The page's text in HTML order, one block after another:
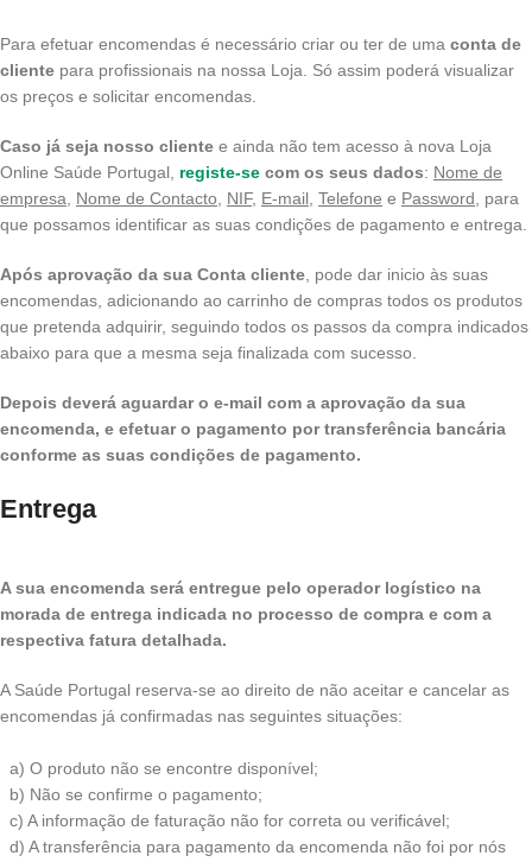
Para efetuar encomendas é necessário criar ou ter de uma conta de
cliente para profissionais na nossa Loja. Só assim poderá visualizar
os preços e solicitar encomendas.
Caso já seja nosso cliente e ainda não tem acesso à nova Loja
Online Saúde Portugal, registe-se com os seus dados: Nome de
empresa
Nome de Contacto NIF, E-mail, Telefone e Password , para
que possamos identificar as suas condições de pagamento e entrega.
Após aprovação da sua Conta cliente , pode dar inicio às suas
encomendas, adicionando ao carrinho de compras todos os produtos
que pretenda adquirir, seguindo todos os passos da compra indicados
abaixo para que a mesma seja finalizada com sucesso.
Depois deverá aguardar o e-mail com a aprovação da sua
encomenda, e efetuar o pagamento por transferência bancária
conforme as suas condições de pagamento.
Entrega
A sua encomenda será entregue pelo operador logístico na
morada de entrega indicada no processo de compra e com a
respectiva fatura detalhada.
A Saúde Portugal reserva-se ao direito de não aceitar e cancelar as
encomendas já confirmadas nas seguintes situações:
a) O produto não se encontre disponível;
b) Não se confirme o pagamento;
c) A informação de faturação não for correta ou verificável;
d) A transferência para pagamento da encomenda não foi por nós